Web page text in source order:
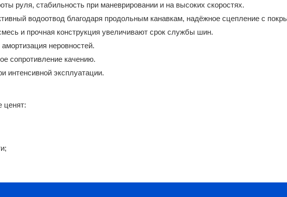
руля, стабильность при маневрировании и на высоких скоростях.
водоотвод благодаря продольным канавкам, надёжное сцепление с
и прочная конструкция увеличивают срок службы шин.
неровностей.
сопротивление качению.
интенсивной эксплуатации.
ценят: